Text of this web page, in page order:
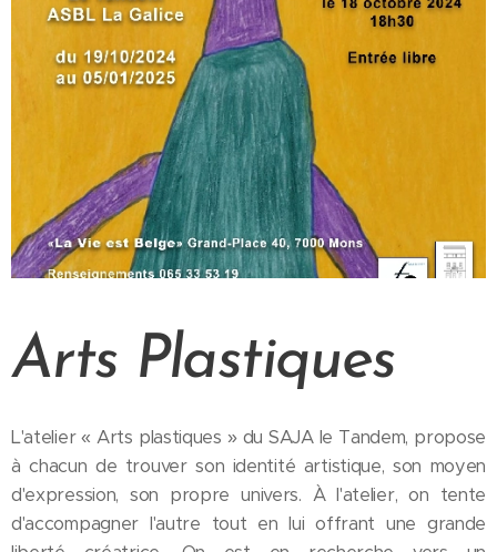
Arts Plastiques
L'atelier « Arts plastiques » du SAJA le Tandem, propose
à chacun de trouver son identité artistique, son moyen
d'expression, son propre univers. À l'atelier, on tente
d'accompagner l'autre tout en lui offrant une grande